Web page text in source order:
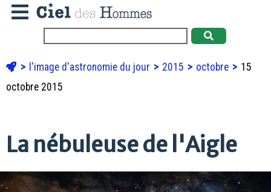
l'image d'astronomie du jour 2015 octobre
15
octobre 2015
La nébuleuse de l'Aigle